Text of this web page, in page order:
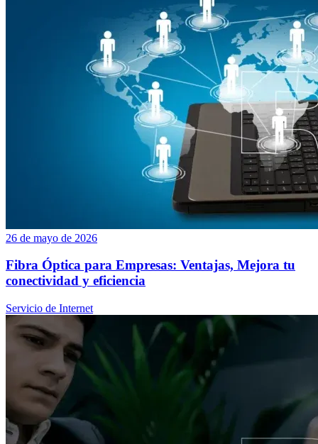
26 de mayo de 2026
Fibra Óptica para Empresas: Ventajas, Mejora tu
conectividad y eficiencia
Servicio de Internet